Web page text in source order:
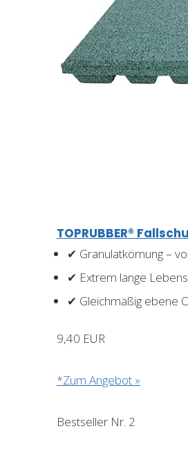
TOPRUBBER®
✔ Granulatkörnung –
✔ Extrem lange
✔ Gleichmäßig ebene
9,40 EUR
*Zum Angebot »
Bestseller Nr. 2